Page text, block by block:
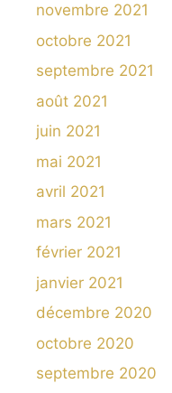
novembre 2021
octobre 2021
septembre 2021
août 2021
juin 2021
mai 2021
avril 2021
mars 2021
février 2021
janvier 2021
décembre 2020
octobre 2020
septembre 2020